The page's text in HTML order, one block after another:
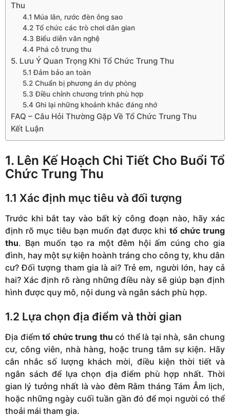
Thu
4.1 Múa lân, rước đèn ông sao
4.2 Tổ chức các trò chơi dân gian
4.3 Biểu diễn văn nghệ
4.4 Phá cỗ trung thu
5. Lưu Ý Quan Trọng Khi Tổ Chức Trung Thu
5.1 Đảm bảo an toàn
5.2 Chuẩn bị phương án dự phòng
5.3 Điều chỉnh chương trình phù hợp
5.4 Ghi lại những khoảnh khắc đáng nhớ
FAQ – Câu Hỏi Thường Gặp Về Tổ Chức Trung Thu
Kết Luận
1. Lên Kế Hoạch Chi Tiết Cho Buổi Tổ
Chức Trung Thu
1.1 Xác định mục tiêu và đối tượng
Trước khi bắt tay vào bất kỳ công đoạn nào, hãy xác
định rõ mục tiêu bạn muốn đạt được khi tổ chức trung
thu. Bạn muốn tạo ra một đêm hội ấm cúng cho gia
đình, hay một sự kiện hoành tráng cho công ty, khu dân
cư? Đối tượng tham gia là ai? Trẻ em, người lớn, hay cả
hai? Xác định rõ ràng những điều này sẽ giúp bạn định
hình được quy mô, nội dung và ngân sách phù hợp.
1.2 Lựa chọn địa điểm và thời gian
Địa điểm tổ chức trung thu có thể là tại nhà, sân chung
cư, công viên, nhà hàng, hoặc trung tâm sự kiện. Hãy
cân nhắc số lượng khách mời, điều kiện thời tiết và
ngân sách để lựa chọn địa điểm phù hợp nhất. Thời
gian lý tưởng nhất là vào đêm Rằm tháng Tám Âm lịch,
hoặc những ngày cuối tuần gần đó để mọi người có thể
thoải mái tham gia.